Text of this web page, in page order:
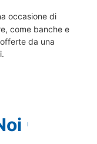
occasione di
come banche e
da una